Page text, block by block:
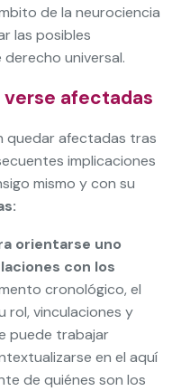
de la neurociencia
las posibles
universal.
verse afectadas
quedar afectadas tras
implicaciones
mismo y con su
orientarse uno
con los
cronológico, el
rol, vinculaciones y
puede trabajar
en el aquí
de quiénes son los